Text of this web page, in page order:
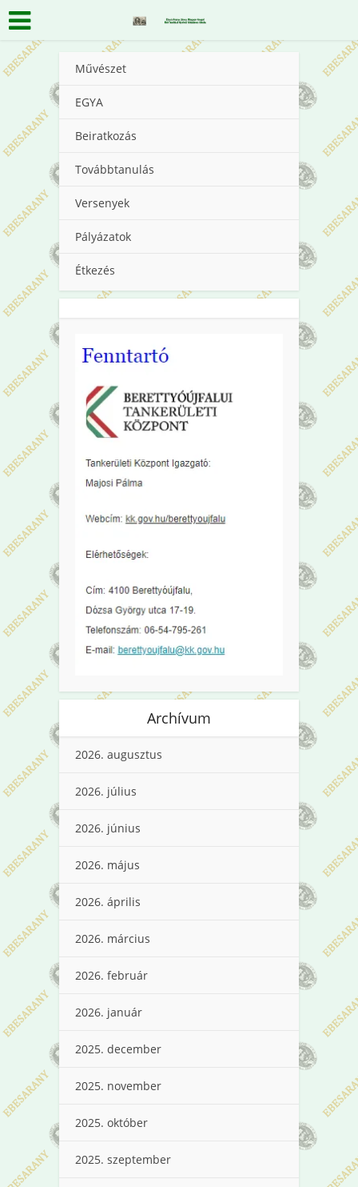
Művészet
EGYA
Beiratkozás
Továbbtanulás
Versenyek
Pályázatok
Étkezés
Archívum
2026. augusztus
2026. július
2026. június
2026. május
2026. április
2026. március
2026. február
2026. január
2025. december
2025. november
2025. október
2025. szeptember